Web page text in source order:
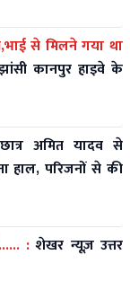
से मिलने गया था
कानपुर हाइवे के
छात्र अमित यादव से
हाल, परिजनों से की
: शेखर न्यूज़ उत्तर